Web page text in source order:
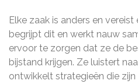
Elke zaak is anders en vereist
begrijpt dit en werkt nauw
ervoor te zorgen dat ze de
bijstand krijgen. Ze luistert
ontwikkelt strategieën die